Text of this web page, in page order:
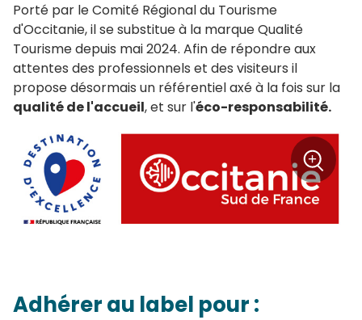
Porté par le Comité Régional du Tourisme
d'Occitanie, il se substitue à la marque Qualité
Tourisme depuis mai 2024. Afin de répondre aux
attentes des professionnels et des visiteurs il
propose désormais un référentiel axé à la fois sur la
qualité de l'accueil, et sur l'éco-responsabilité.
Zoom
+
Adhérer au label pour :